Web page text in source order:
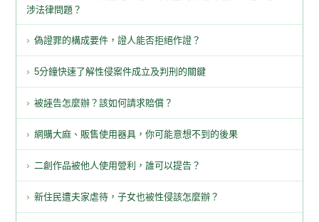
涉法律問題？
偽證罪的構成要件，證人能否拒絕作證？
5分鐘快速了解性侵案件成立及判刑的關鍵
被誣告怎麼辦？該如何請求賠償？
網購大麻、販售使用器具，你可能意想不到的後果
二創作品被他人使用營利，誰可以提告？
新住民遭夫家虐待，子女也被性侵該怎麼辦？